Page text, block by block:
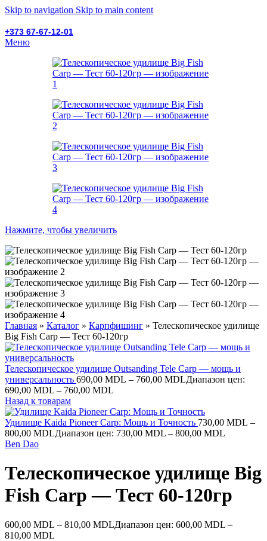
Skip to navigation Skip to main content
+373 67-67-12-01
Меню
Нажмите, чтобы увеличить
Главная » Каталог » Карпфишинг » Телескопическое удилище
Big Fish Carp — Тест 60-120гр
Телескопическое удилище Outsanding Tele Carp — мощь и
универсальность 690,00 MDL – 760,00 MDLДиапазон цен:
690,00 MDL – 760,00 MDL
Назад к товарам
Удилище Kaida Pioneer Carp: Мощь и Точность 730,00 MDL –
800,00 MDLДиапазон цен: 730,00 MDL – 800,00 MDL
Ben Dao
Телескопическое удилище Big
Fish Carp — Тест 60-120гр
600,00 MDL – 810,00 MDLДиапазон цен: 600,00 MDL –
810,00 MDL